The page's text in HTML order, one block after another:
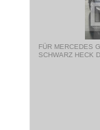
FÜR MERCEDES
SCHWARZ HECK